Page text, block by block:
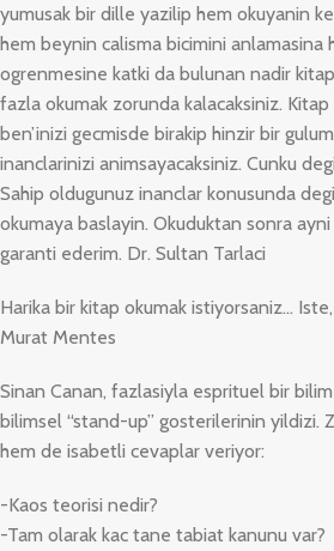
yumusak bir dille yazilip hem okuyanin
hem beynin calisma bicimini anlamasina
ogrenmesine katki da bulunan nadir
fazla okumak zorunda kalacaksiniz.
ben’inizi gecmisde birakip hinzir bir
inanclarinizi animsayacaksiniz. Cunku
Sahip oldugunuz inanclar konusunda
okumaya baslayin. Okuduktan sonra
garanti ederim. Dr. Sultan Tarlaci
Harika bir kitap okumak istiyorsaniz…
Murat Mentes
Sinan Canan, fazlasiyla esprituel bir
bilimsel “stand-up” gosterilerinin yildizi.
hem de isabetli cevaplar veriyor:
-Kaos teorisi nedir?
-Tam olarak kac tane tabiat kanunu var?